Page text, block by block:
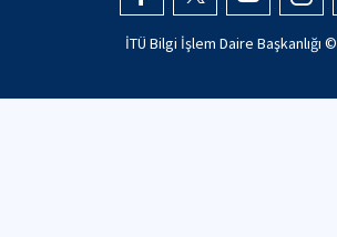
İTÜ Bilgi İşlem Daire Başkanlığı ©